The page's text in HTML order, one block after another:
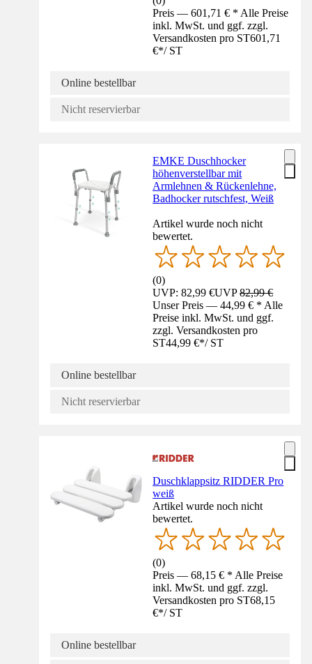
Preis — 601,71 € * Alle Preise
inkl. MwSt. und ggf. zzgl.
Versandkosten pro ST601,71
€*/ ST
Online bestellbar
Nicht reservierbar
EMKE Duschhocker
höhenverstellbar mit
Armlehnen & Rückenlehne,
Badhocker rutschfest, Weiß
Artikel wurde noch nicht
bewertet.
(0)
UVP: 82,99 €UVP82,99 €
Unser Preis — 44,99 € * Alle
Preise inkl. MwSt. und ggf.
zzgl. Versandkosten pro
ST44,99 €*/ ST
Online bestellbar
Nicht reservierbar
Duschklappsitz RIDDER Pro
weiß
Artikel wurde noch nicht
bewertet.
(0)
Preis — 68,15 € * Alle Preise
inkl. MwSt. und ggf. zzgl.
Versandkosten pro ST68,15
€*/ ST
Online bestellbar